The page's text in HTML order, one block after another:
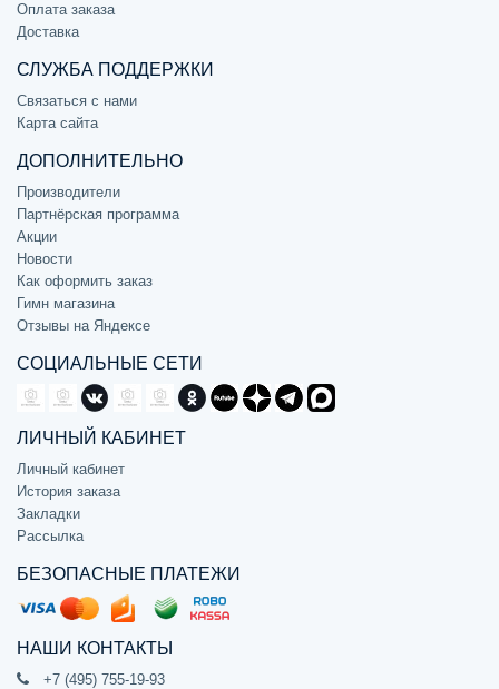
Оплата заказа
Доставка
СЛУЖБА ПОДДЕРЖКИ
Связаться с нами
Карта сайта
ДОПОЛНИТЕЛЬНО
Производители
Партнёрская программа
Акции
Новости
Как оформить заказ
Гимн магазина
Отзывы на Яндексе
СОЦИАЛЬНЫЕ СЕТИ
ЛИЧНЫЙ КАБИНЕТ
Личный кабинет
История заказа
Закладки
Рассылка
БЕЗОПАСНЫЕ ПЛАТЕЖИ
НАШИ КОНТАКТЫ
+7 (495) 755-19-93